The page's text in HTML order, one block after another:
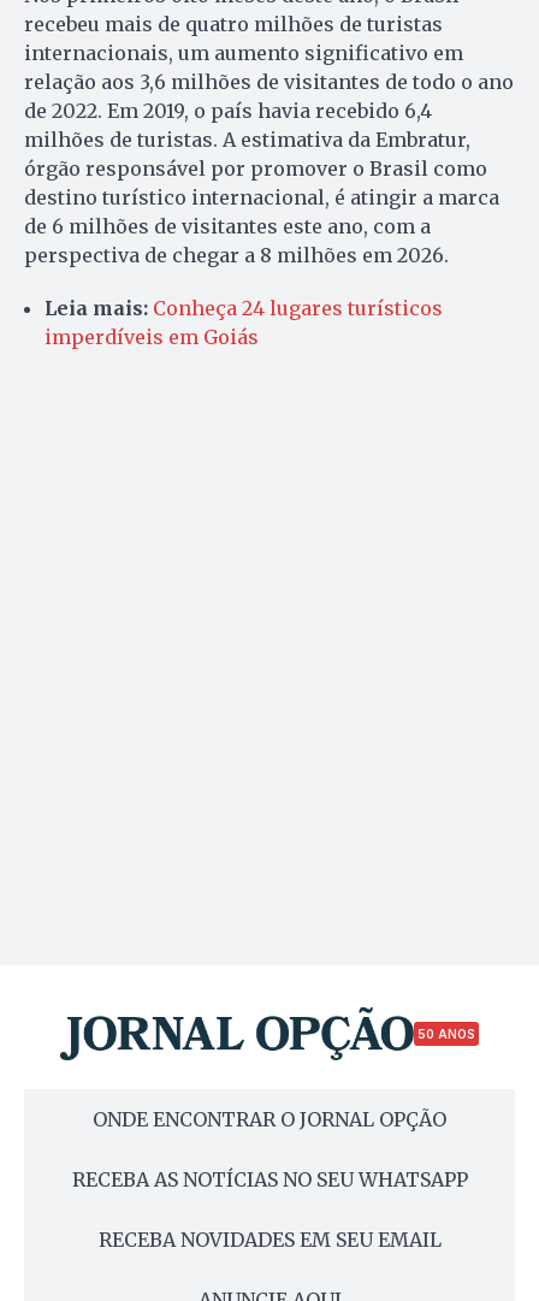
recebeu mais de quatro milhões de turistas
internacionais, um aumento significativo em
relação aos 3,6 milhões de visitantes de todo o ano
de 2022. Em 2019, o país havia recebido 6,4
milhões de turistas. A estimativa da Embratur,
órgão responsável por promover o Brasil como
destino turístico internacional, é atingir a marca
de 6 milhões de visitantes este ano, com a
perspectiva de chegar a 8 milhões em 2026.
Leia mais: Conheça 24 lugares turísticos
imperdíveis em Goiás
50 ANOS
ONDE ENCONTRAR O JORNAL OPÇÃO
RECEBA AS NOTÍCIAS NO SEU WHATSAPP
RECEBA NOVIDADES EM SEU EMAIL